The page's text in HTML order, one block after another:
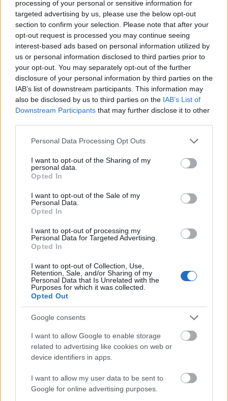
processing of your personal or sensitive information for
targeted advertising by us, please use the below opt-out
section to confirm your selection. Please note that after your
opt-out request is processed you may continue seeing
interest-based ads based on personal information utilized by
us or personal information disclosed to third parties prior to
your opt-out. You may separately opt-out of the further
disclosure of your personal information by third parties on the
IAB’s list of downstream participants. This information may
also be disclosed by us to third parties on the IAB’s List of
Downstream Participants that may further disclose it to other
Please note that this website/app uses one or more Google
not limited to your visit or usage behaviour. You may click to
grant or deny consent to Google and its third-party tags to
use your data for below specified purposes in below Google
consent section.
Personal Data Processing Opt Outs
I want to opt-out of the Sharing of my
personal data.
Opted In
I want to opt-out of the Sale of my
Personal Data.
Opted In
I want to opt-out of processing my
Personal Data for Targeted Advertising.
Opted In
I want to opt-out of Collection, Use,
Retention, Sale, and/or Sharing of my
Personal Data that Is Unrelated with the
Purposes for which it was collected.
Opted Out
Google consents
I want to allow Google to enable storage
related to advertising like cookies on web or
device identifiers in apps.
I want to allow my user data to be sent to
Google for online advertising purposes.
VAGY
Netuddki.
Adatigénylés? A XXI. században?
Az egész közpénzköltésnek már régen nyilvánosnak
kellene lenni. Ha nem az és még mindig
sajtpapíroznak az egyet jelent, lopnak.
Mellesleg idáig hány bürokrata kapott büntetést,
kirúgást aki nem adott ki valami adatot aztán a
bíróság mégis a kiadásra kötelezte? Mutyiország
Szelid sunmalac
11 éve
Szerintem ez igy rendben van. Legalabb nem a libsik
lopnak. Kulonben is legitim, erre szavaztak a
zemberek. Mocskos eu!
fifibá55
Ezzel a cikkel Dési László nyerésre áll a Bayer
Zsolttal folytatott "szakmai" küzdelemben.